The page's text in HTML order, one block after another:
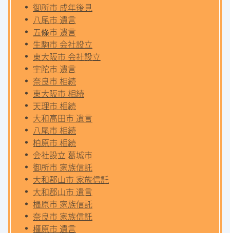
御所市 成年後見
八尾市 遺言
五條市 遺言
生駒市 会社設立
東大阪市 会社設立
宇陀市 遺言
奈良市 相続
東大阪市 相続
天理市 相続
大和高田市 遺言
八尾市 相続
柏原市 相続
会社設立 葛城市
御所市 家族信託
大和郡山市 家族信託
大和郡山市 遺言
橿原市 家族信託
奈良市 家族信託
橿原市 遺言